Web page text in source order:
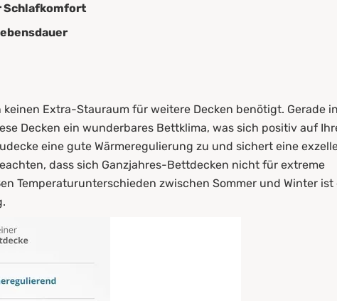
Schlafkomfort
Extra-Stauraum für weitere Decken benötigt. Gerade in
Decken ein wunderbares Bettklima, was sich positiv auf
eine gute Wärmeregulierung zu und sichert eine
dass sich Ganzjahres-Bettdecken nicht für extreme
Temperaturunterschieden zwischen Sommer und Winter ist